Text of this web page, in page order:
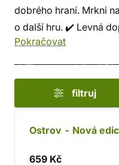
dobrého hraní. Mrkni
o další hru. ✔️ Levná
a bezpečný nákup!
Pokračovat
filtruj
Ostrov - Nová
659 Kč